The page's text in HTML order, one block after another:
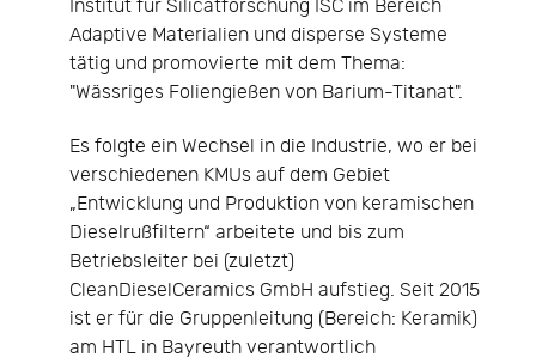
Institut für Silicatforschung ISC im Bereich
Adaptive Materialien und disperse Systeme
tätig und promovierte mit dem Thema:
"Wässriges Foliengießen von Barium-Titanat".
Es folgte ein Wechsel in die Industrie, wo er bei
verschiedenen KMUs auf dem Gebiet
„Entwicklung und Produktion von keramischen
Dieselrußfiltern“ arbeitete und bis zum
Betriebsleiter bei (zuletzt)
CleanDieselCeramics GmbH aufstieg. Seit 2015
ist er für die Gruppenleitung (Bereich: Keramik)
am HTL in Bayreuth verantwortlich